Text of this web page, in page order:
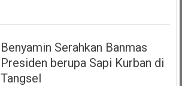
Benyamin Serahkan Banmas
Presiden berupa Sapi Kurban di
Tangsel